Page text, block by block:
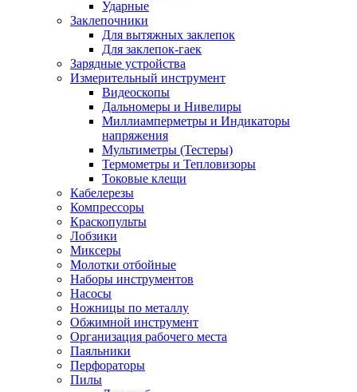
Ударные
Заклепочники
Для вытяжных заклепок
Для заклепок-гаек
Зарядные устройства
Измерительный инструмент
Видеоскопы
Дальномеры и Нивелиры
Миллиамперметры и Индикаторы
напряжения
Мультиметры (Тестеры)
Термометры и Тепловизоры
Токовые клещи
Кабелерезы
Компрессоры
Краскопульты
Лобзики
Миксеры
Молотки отбойные
Наборы инструментов
Насосы
Ножницы по металлу
Обжимной инструмент
Организация рабочего места
Паяльники
Перфораторы
Пилы